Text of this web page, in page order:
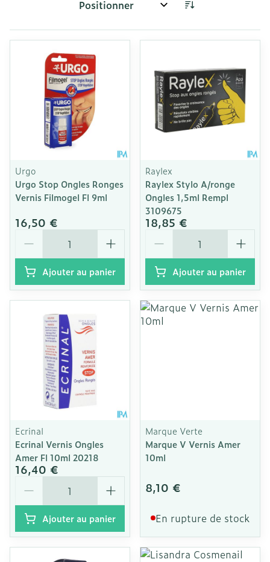
Trier par:
Urgo
Urgo Stop Ongles Ronges
Vernis Filmogel Fl 9ml
16,50 €
Ajouter au panier
Raylex
Raylex Stylo A/ronge
Ongles 1,5ml Rempl
3109675
18,85 €
Ajouter au panier
Ecrinal
Ecrinal Vernis Ongles
Amer Fl 10ml 20218
16,40 €
Ajouter au panier
Marque Verte
Marque V Vernis Amer
10ml
8,10 €
En rupture de stock